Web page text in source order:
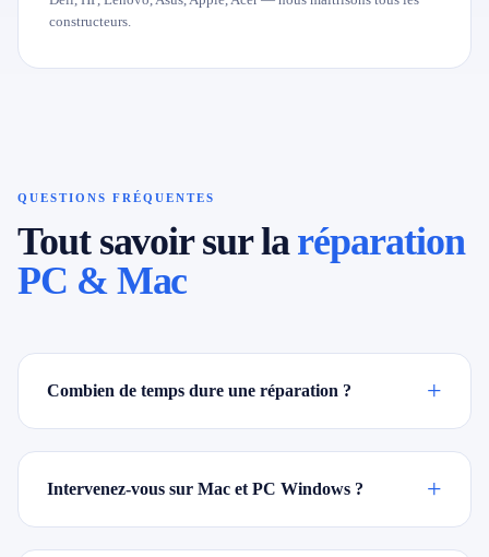
constructeurs.
QUESTIONS FRÉQUENTES
Tout savoir sur la réparation
PC & Mac
Combien de temps dure une réparation ? +
Intervenez-vous sur Mac et PC Windows ? +